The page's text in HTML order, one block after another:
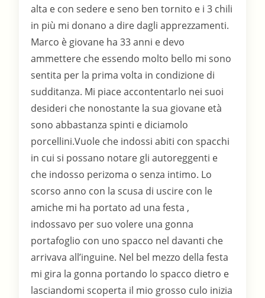
alta e con sedere e seno ben tornito e i 3 chili
in più mi donano a dire dagli apprezzamenti.
Marco è giovane ha 33 anni e devo
ammettere che essendo molto bello mi sono
sentita per la prima volta in condizione di
sudditanza. Mi piace accontentarlo nei suoi
desideri che nonostante la sua giovane età
sono abbastanza spinti e diciamolo
porcellini.Vuole che indossi abiti con spacchi
in cui si possano notare gli autoreggenti e
che indosso perizoma o senza intimo. Lo
scorso anno con la scusa di uscire con le
amiche mi ha portato ad una festa ,
indossavo per suo volere una gonna
portafoglio con uno spacco nel davanti che
arrivava all’inguine. Nel bel mezzo della festa
mi gira la gonna portando lo spacco dietro e
lasciandomi scoperta il mio grosso culo inizia